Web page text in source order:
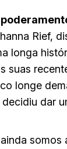
Rief,
longa
suas
longe
decidiu dar